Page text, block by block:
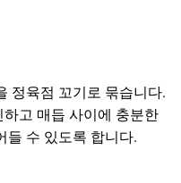
정육점 꼬기로 묶습니다.
고 매듭 사이에 충분한
들 수 있도록 합니다.